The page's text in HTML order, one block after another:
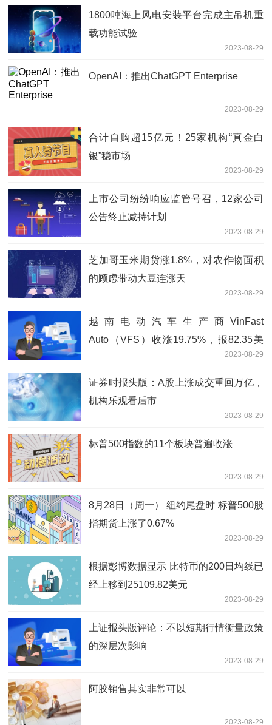
1800吨海上风电安装平台完成主吊机重
载功能试验
2023-08-29
OpenAI：推出ChatGPT Enterprise
2023-08-29
合计自购超15亿元！25家机构“真金白
银”稳市场
2023-08-29
上市公司纷纷响应监管号召，12家公司
公告终止减持计划
2023-08-29
芝加哥玉米期货涨1.8%，对农作物面积
的顾虑带动大豆连涨天
2023-08-29
越南电动汽车生产商VinFast
Auto（VFS）收涨19.75%，报82.35美
元，连续第六个交易日上涨——据彭博数
据期间累计上涨432.86%，继续创收盘
2023-08-29
证券时报头版：A股上涨成交重回万亿，
机构乐观看后市
2023-08-29
标普500指数的11个板块普遍收涨
2023-08-29
8月28日（周一） 纽约尾盘时 标普500股
指期货上涨了0.67%
2023-08-29
根据彭博数据显示 比特币的200日均线已
经上移到25109.82美元
2023-08-29
上证报头版评论：不以短期行情衡量政策
的深层次影响
2023-08-29
阿胶销售其实非常可以
2023-08-29